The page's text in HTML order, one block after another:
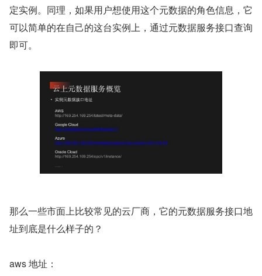
定实例。同理，如果用户想使用这个元数据的角色信息，它
可以简单的在自己的这台实例上，通过元数据服务接口查询
即可。
那么一些市面上比较常见的云厂商，它的元数据服务接口地
址到底是什么样子的？
aws 地址：